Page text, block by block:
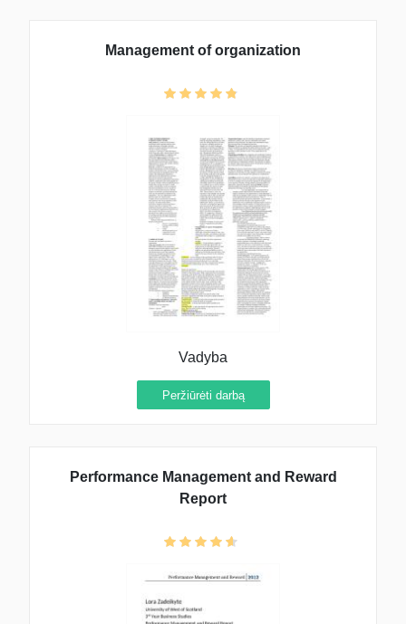
Management of organization
Vadyba
Peržiūrėti darbą
Performance Management and Reward
Report